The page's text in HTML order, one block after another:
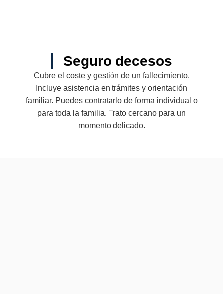
Seguro decesos
Cubre el coste y gestión de un fallecimiento.
Incluye asistencia en trámites y orientación
familiar. Puedes contratarlo de forma individual o
para toda la familia. Trato cercano para un
momento delicado.